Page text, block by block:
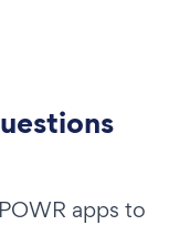
apps to